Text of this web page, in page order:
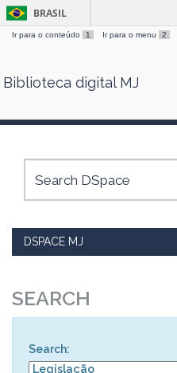
Skip
BRASIL
Ir para o conteúdo 1 Ir para o menu 2
Biblioteca digital MJ
DSPACE MJ
SEARCH
Search: